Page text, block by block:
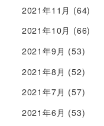
2021年11月 (64)
2021年10月 (66)
2021年9月 (53)
2021年8月 (52)
2021年7月 (57)
2021年6月 (53)